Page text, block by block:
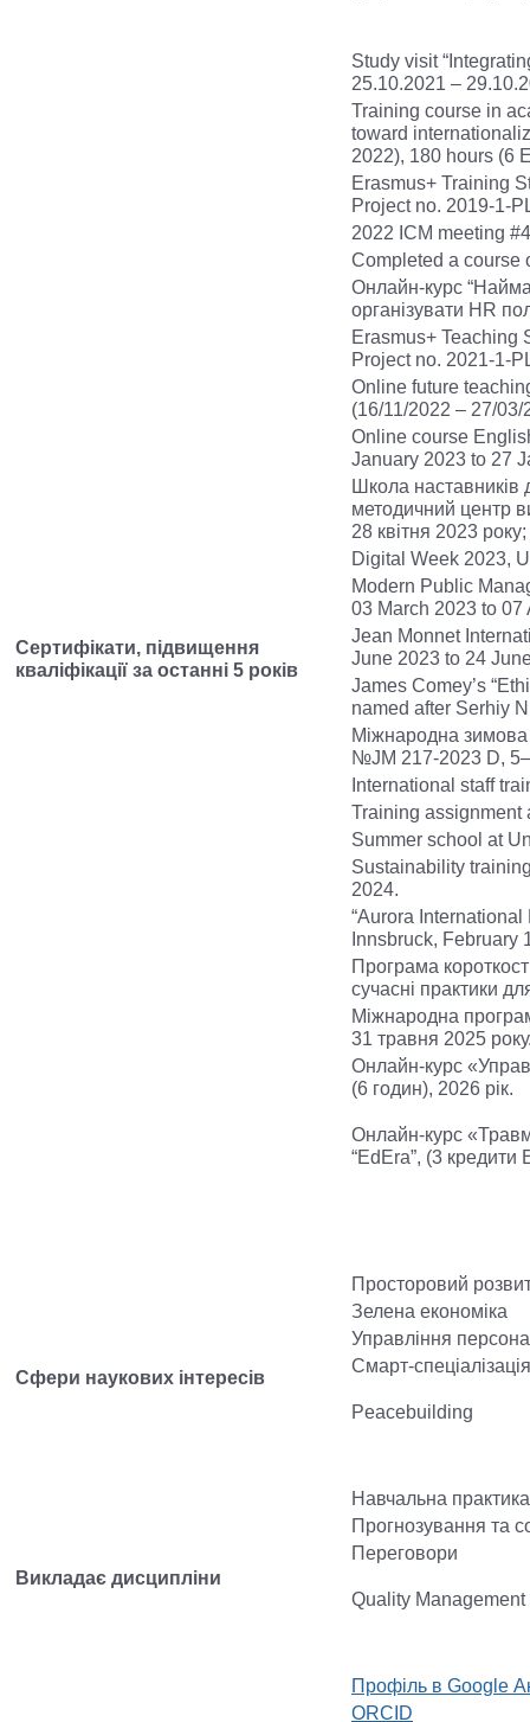
Сертифікати, підвищення
кваліфікації за останні 5 років
Study visit
25.10.2021 –
Training course in
toward
2022), 180 hours (6
Erasmus+ Training
Project no. 2019-1-
2022 ICM meeting
Completed a course
Онлайн-курс
організувати HR
Erasmus+ Teaching
Project no. 2021-1-
Online future
(16/11/2022 – 27/03/
Online course
January 2023 to 27
Школа наставників
методичний центр
28 квітня 2023
Digital Week 2023,
Modern Public
03 March 2023 to 07
Jean Monnet
June 2023 to 24
James Comey’s
named after Serhiy
Міжнародна
№JM 217-2023 D,
International staff
Training assignment
Summer school at
Sustainability
2024.
“Aurora
Innsbruck, February
Програма
сучасні практики
Міжнародна
31 травня 2025
Онлайн-курс
(6 годин), 2026 рік.
Онлайн-курс
“EdEra”, (3 кредити
Сфери наукових інтересів
Просторовий
Зелена економіка
Управління
Смарт-спеціалізація
Peacebuilding
Викладає дисципліни
Навчальна
Прогнозування та
Переговори
Quality Management
Профіль в Google
ORCID